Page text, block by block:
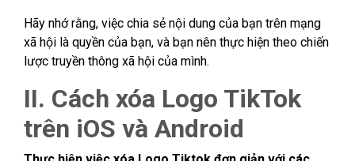
Hãy nhớ rằng, việc chia sẻ nội dung của bạn trên mạng
xã hội là quyền của bạn, và bạn nên thực hiện theo chiến
lược truyền thông xã hội của mình.
II. Cách xóa Logo TikTok
trên iOS và Android